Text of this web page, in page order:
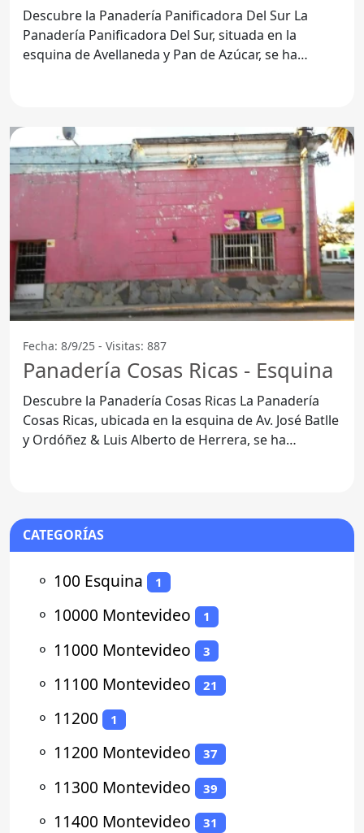
Descubre la Panadería Panificadora Del Sur La
Panadería Panificadora Del Sur, situada en la
esquina de Avellaneda y Pan de Azúcar, se ha
Fecha: 8/9/25 - Visitas: 887
Panadería Cosas Ricas - Esquina
Descubre la Panadería Cosas Ricas La Panadería
Cosas Ricas, ubicada en la esquina de Av. José Batlle
y Ordóñez & Luis Alberto de Herrera, se ha
CATEGORÍAS
⚬ 100 Esquina 1
⚬ 10000 Montevideo 1
⚬ 11000 Montevideo 3
⚬ 11100 Montevideo 21
⚬ 11200 1
⚬ 11200 Montevideo 37
⚬ 11300 Montevideo 39
⚬ 11400 Montevideo 31